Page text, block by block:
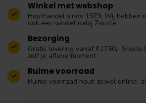
Winkel met webshop
Houthandel sinds 1979. Wij hebben
ook een winkel nabij Zwolle.
Bezorging
Gratis levering vanaf €1750,- Snelle
zelf je aflevermoment.
Ruime voorraad
Ruime voorraad hout: zowel online,